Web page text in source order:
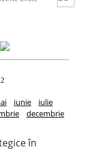
iunie
iulie
decembrie
în